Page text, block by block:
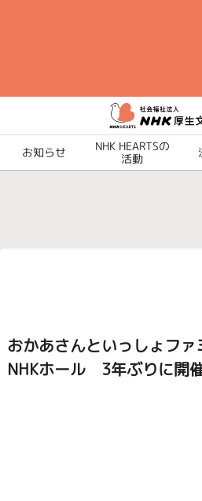
ン
ン
お知らせ NHK HEARTSの
活動
おかあさんといっしょフ
NHKホール 3年ぶりに開